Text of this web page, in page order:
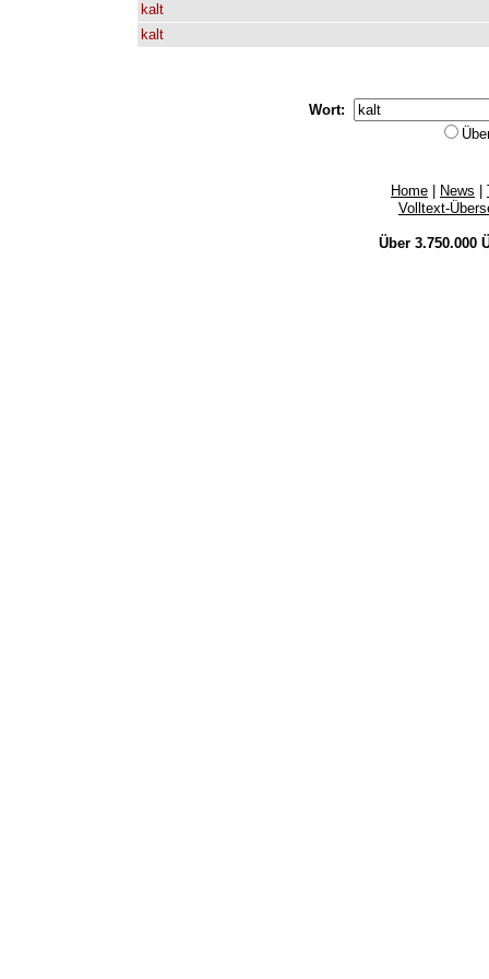
kalt
kalt
Wort:
Home News
Volltext-
Über 3.750.000